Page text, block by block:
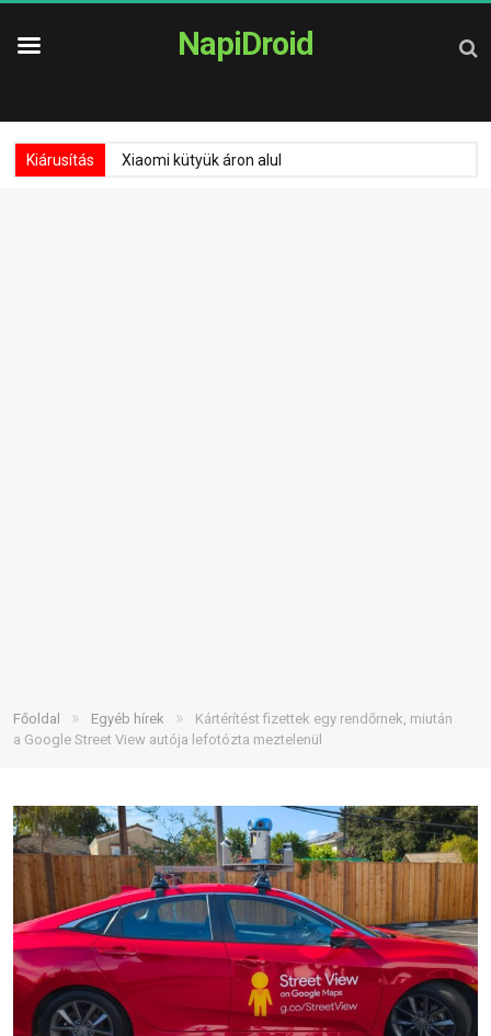
NapiDroid
Kiárusítás Xiaomi kütyük áron alul
Főoldal » Egyéb hírek »
Kártérítést fizettek egy rendőrnek, miután
a Google Street View autója lefotózta meztelenül